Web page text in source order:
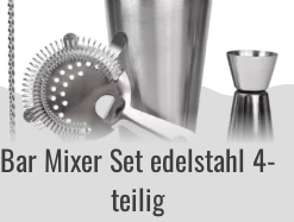
Bar Mixer Set edelstahl 4-
teilig